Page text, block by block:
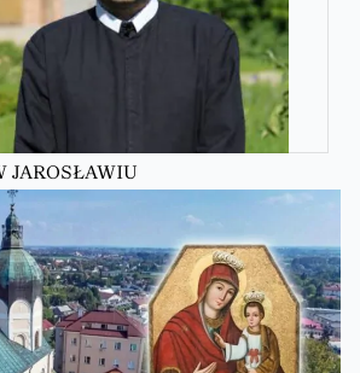
Zobacz na Facebooku
Kościół Greckokatolicki
status.
Zobacz na Facebooku · Udostępnij
JAROSŁAWIU